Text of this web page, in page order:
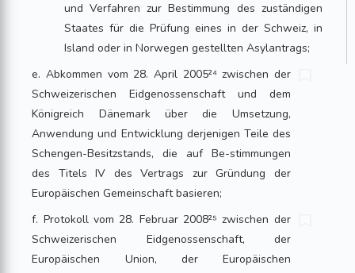
und Verfahren zur Bestimmung des zuständigen
Staates für die Prüfung eines in der Schweiz, in
Island oder in Norwegen gestellten Asylantrags;
e. Abkommen vom 28. April 2005²⁴ zwi­schen der
Schweizerischen Eidgenossenschaft und dem
Königreich Dänemark über die Umsetzung,
Anwendung und Entwicklung derjenigen Teile des
Schengen-Besitzstands, die auf Be-stimmungen
des Titels IV des Vertrags zur Gründung der
Europäischen Gemeinschaft basieren;
f. Protokoll vom 28. Februar 2008²⁵ zwischen der
Schweizerischen Eidgenossenschaft, der
Europäischen Union, der Europäischen